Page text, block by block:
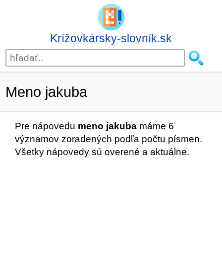
Krížovkársky-slovník.sk
Meno jakuba
Pre nápovedu meno jakuba máme 6
významov zoradených podľa počtu písmen.
Všetky nápovedy sú overené a aktuálne.